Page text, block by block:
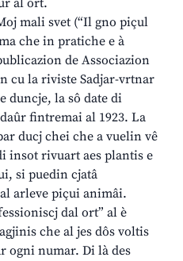
al ort.
mali svet (“Il gno piçul
che in pratiche e à
de Associazion
cu la riviste Sadjar-vrtnar
duncje, la sô date di
fintremai al 1923. La
ducj chei che a vuelin vê
insot rivuart aes plantis e
si puedin cjatâ
arleve piçui animâi.
dal ort” al è
che al jes dôs voltis
ogni numar. Di là des